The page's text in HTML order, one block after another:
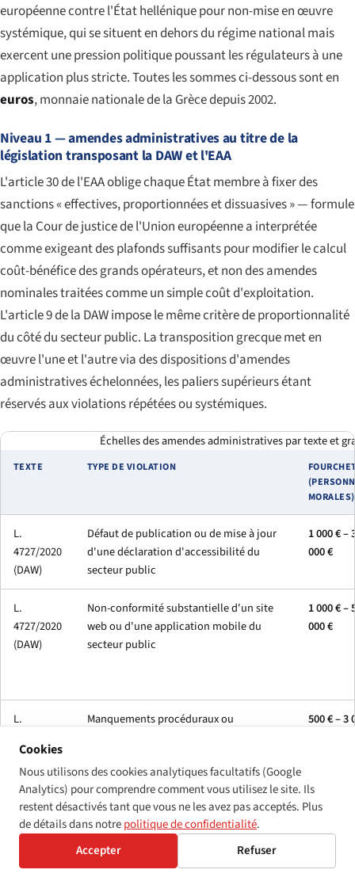
européenne contre l'État hellénique pour non-mise en œuvre
systémique, qui se situent en dehors du régime national mais
exercent une pression politique poussant les régulateurs à une
application plus stricte. Toutes les sommes ci-dessous sont en
euros, monnaie nationale de la Grèce depuis 2002.
Niveau 1 — amendes administratives au titre de la
législation transposant la DAW et l'EAA
L'article 30 de l'EAA oblige chaque État membre à fixer des
sanctions « effectives, proportionnées et dissuasives » — formule
que la Cour de justice de l'Union européenne a interprétée
comme exigeant des plafonds suffisants pour modifier le calcul
coût-bénéfice des grands opérateurs, et non des amendes
nominales traitées comme un simple coût d'exploitation.
L'article 9 de la DAW impose le même critère de proportionnalité
du côté du secteur public. La transposition grecque met en
œuvre l'une et l'autre via des dispositions d'amendes
administratives échelonnées, les paliers supérieurs étant
réservés aux violations répétées ou systémiques.
Échelles des amendes administratives par texte et
TEXTE TYPE DE VIOLATION
MORALES)
L.
4727/2020
(DAW)
Défaut de publication ou de mise à jour
d'une déclaration d'accessibilité du
secteur public
1 000 € –
000 €
L.
4727/2020
(DAW)
Non-conformité substantielle d'un site
web ou d'une application mobile du
secteur public
1 000 € –
000 €
L.
(EAA) —
légère
Manquements procéduraux ou
dossier technique)
500 € – 3
L.
(EAA) —
Non-conformité substantielle d'un
produit ou service concerné
3 000 €
Cookies
Nous utilisons des cookies analytiques facultatifs (Google
Analytics) pour comprendre comment vous utilisez le site. Ils
restent désactivés tant que vous ne les avez pas acceptés. Plus
de détails dans notrepolitique de confidentialité.
Accepter
Refuser